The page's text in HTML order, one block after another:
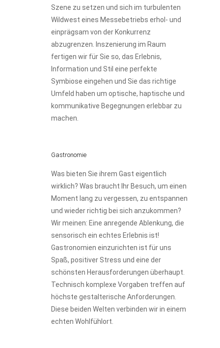
Szene zu setzen und sich im turbulenten
Wildwest eines Messebetriebs erhol- und
einprägsam von der Konkurrenz
abzugrenzen. Inszenierung im Raum
fertigen wir für Sie so, das Erlebnis,
Information und Stil eine perfekte
Symbiose eingehen und Sie das richtige
Umfeld haben um optische, haptische und
kommunikative Begegnungen erlebbar zu
machen.
Gastronomie
Was bieten Sie ihrem Gast eigentlich
wirklich? Was braucht Ihr Besuch, um einen
Moment lang zu vergessen, zu entspannen
und wieder richtig bei sich anzukommen?
Wir meinen: Eine anregende Ablenkung, die
sensorisch ein echtes Erlebnis ist!
Gastronomien einzurichten ist für uns
Spaß, positiver Stress und eine der
schönsten Herausforderungen überhaupt.
Technisch komplexe Vorgaben treffen auf
höchste gestalterische Anforderungen.
Diese beiden Welten verbinden wir in einem
echten Wohlfühlort.